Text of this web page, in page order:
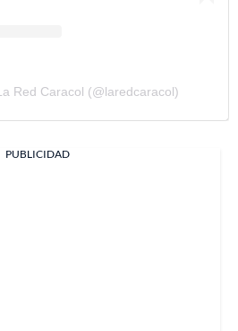
Red Caracol (@laredcaracol)
PUBLICIDAD